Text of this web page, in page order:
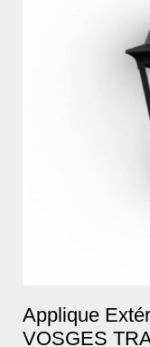
Applique
VOSGES